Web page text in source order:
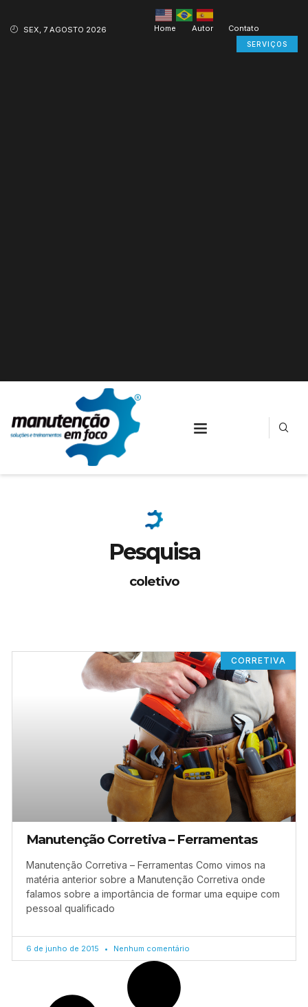
SEX, 7 AGOSTO 2026 Home Autor Contato
SERVIÇOS
Pesquisa
coletivo
CORRETIVA
Manutenção Corretiva – Ferramentas
Manutenção Corretiva – Ferramentas Como vimos na
matéria anterior sobre a Manutenção Corretiva onde
falamos sobre a importância de formar uma equipe com
pessoal qualificado
6 de junho de 2015 Nenhum comentário